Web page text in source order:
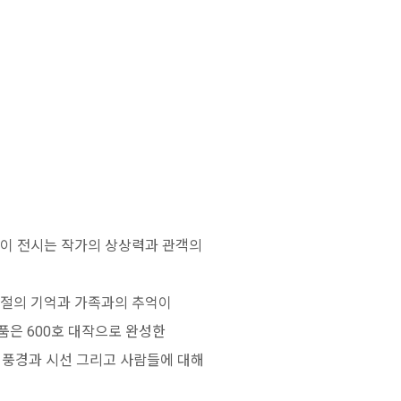
전시는 작가의 상상력과 관객의
의 기억과 가족과의 추억이
은 600호 대작으로 완성한
경과 시선 그리고 사람들에 대해